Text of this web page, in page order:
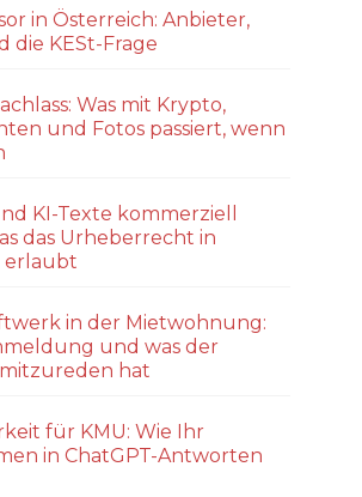
in Österreich: Anbieter,
die KESt-Frage
Was mit Krypto,
und Fotos passiert, wenn
KI-Texte kommerziell
das Urheberrecht in
erlaubt
in der Mietwohnung:
und was der
hat
für KMU: Wie Ihr
in ChatGPT-Antworten